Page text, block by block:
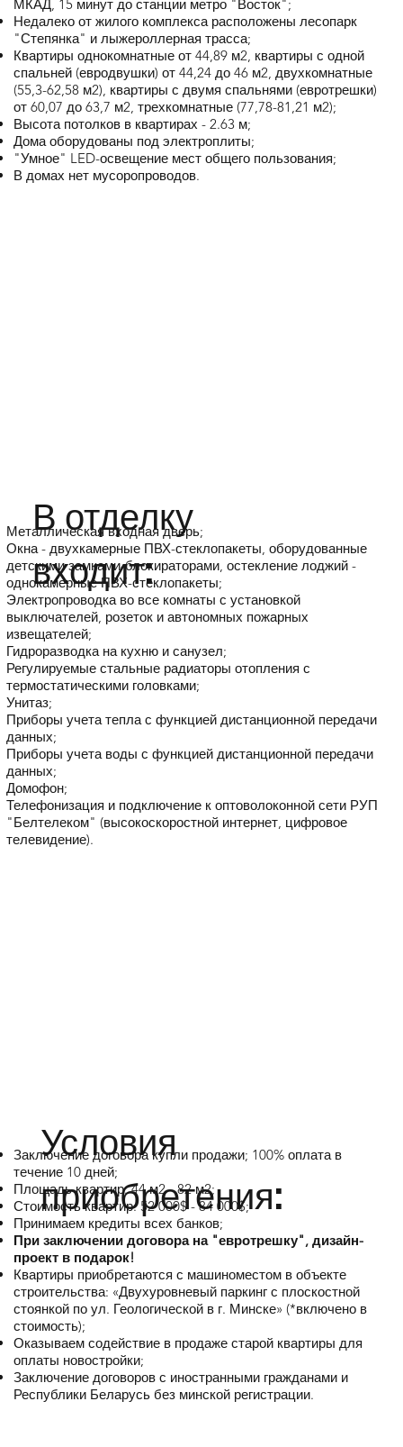
МКАД, 15 минут до станции метро "Восток";
Недалеко от жилого комплекса расположены лесопарк
"Степянка" и лыжероллерная трасса;
Квартиры однокомнатные от 44,89 м2, квартиры с одной
спальней (евродвушки) от 44,24 до 46 м2, двухкомнатные
(55,3-62,58 м2), квартиры с двумя спальнями (евротрешки)
от 60,07 до 63,7 м2, трехкомнатные (77,78-81,21 м2);
Высота потолков в квартирах - 2.63 м;
Дома оборудованы под электроплиты;
"Умное" LED-освещение мест общего пользования;
В домах нет мусоропроводов.
Условия
приобретения:
Заключение договора купли продажи; 100% оплата в
течение 10 дней;
Площадь квартир: 44 м2 - 82 м2;
Стоимость квартир: 52 000$ - 84 000$;
Принимаем кредиты всех банков;
При заключении договора на "евротрешку", дизайн-
проект в подарок!
Квартиры приобретаются с машиноместом в объекте
строительства: «Двухуровневый паркинг с плоскостной
стоянкой по ул. Геологической в г. Минске» (*включено в
стоимость);
Оказываем содействие в продаже старой квартиры для
оплаты новостройки;
Заключение договоров с иностранными гражданами и
Республики Беларусь без минской регистрации.
Металлическая входная дверь;
Окна - двухкамерные ПВХ-стеклопакеты, оборудованные
детскими замками-блокираторами, остекление лоджий -
однокамерные ПВХ-стеклопакеты;
Электропроводка во все комнаты с установкой
выключателей, розеток и автономных пожарных
извещателей;
Гидроразводка на кухню и санузел;
Регулируемые стальные радиаторы отопления с
термостатическими головками;
Унитаз;
Приборы учета тепла с функцией дистанционной передачи
данных;
Приборы учета воды с функцией дистанционной передачи
данных;
Домофон;
Телефонизация и подключение к оптоволоконной сети РУП
"Белтелеком" (высокоскоростной интернет, цифровое
телевидение).
В отделку
входит: